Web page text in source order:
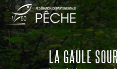
Passer
au
contenu
LA GAULE